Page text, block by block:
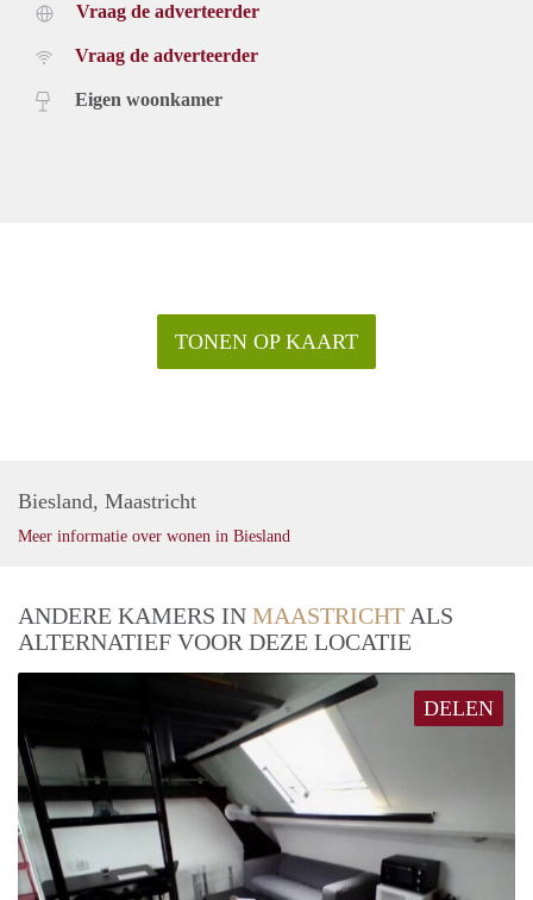
Vraag de adverteerder
Vraag de adverteerder
Eigen woonkamer
TONEN OP KAART
Biesland, Maastricht
Meer informatie over wonen in Biesland
ANDERE KAMERS IN MAASTRICHT ALS
ALTERNATIEF VOOR DEZE LOCATIE
DELEN